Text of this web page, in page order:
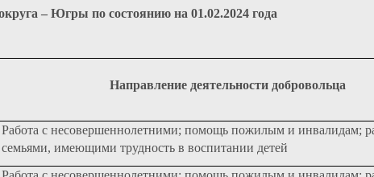
– Югры по состоянию на 01.02.2024 года
Направление деятельности добровольца
Работа с несовершеннолетними; помощь пожилым и инвалидам;
семьями, имеющими трудность в воспитании детей